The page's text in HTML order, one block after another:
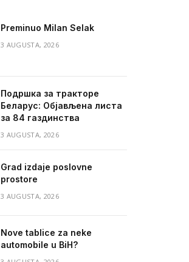
Preminuo Milan Selak
3 AUGUSTA, 2026
Подршка за тракторе
Беларус: Објављена листа
за 84 газдинства
3 AUGUSTA, 2026
Grad izdaje poslovne
prostore
3 AUGUSTA, 2026
Nove tablice za neke
automobile u BiH?